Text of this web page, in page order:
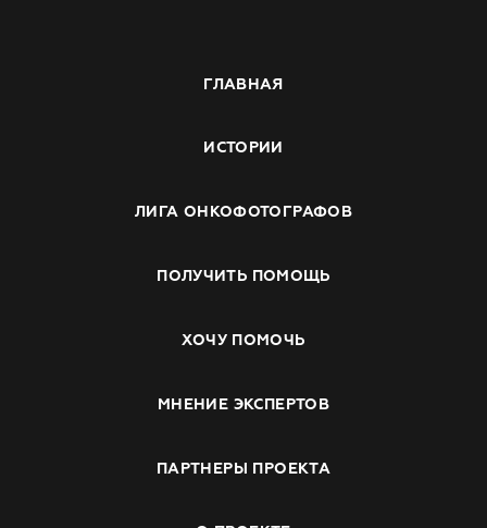
ГЛАВНАЯ
ИСТОРИИ
ЛИГА ОНКОФОТОГРАФОВ
ПОЛУЧИТЬ ПОМОЩЬ
ХОЧУ ПОМОЧЬ
МНЕНИЕ ЭКСПЕРТОВ
ПАРТНЕРЫ ПРОЕКТА